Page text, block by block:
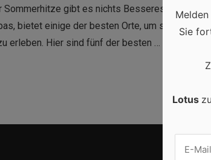
Sommerhitze gibt es nichts Besseres als eine
bietet einige der besten Orte, um sich bei
erleben. Hier sind fünf der besten …
Sie
Lotus